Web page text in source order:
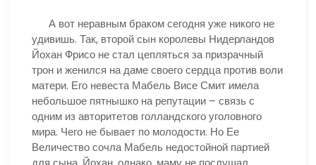
А вот неравным браком сегодня уже никого не
удивишь. Так, второй сын королевы Нидерландов
Йохан Фрисо не стал цепляться за призрачный
трон и женился на даме своего сердца против воли
матери. Его невеста Мабель Висе Смит имела
небольшое пятнышко на репутации – связь с
одним из авторитетов голландского уголовного
мира. Чего не бывает по молодости. Но Ее
Величество сочла Мабель недостойной партией